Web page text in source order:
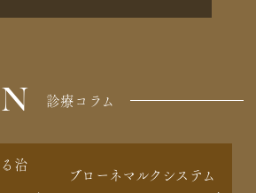
診療コラム
治
ブローネマルクシステム